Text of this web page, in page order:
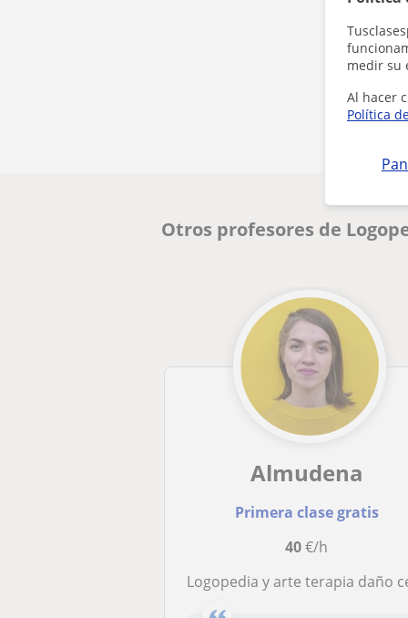
medir su
Al hacer
Política
Otros profesores de
Almudena
Primera clase gratis
40€/h
Logopedia y arte terapia daño